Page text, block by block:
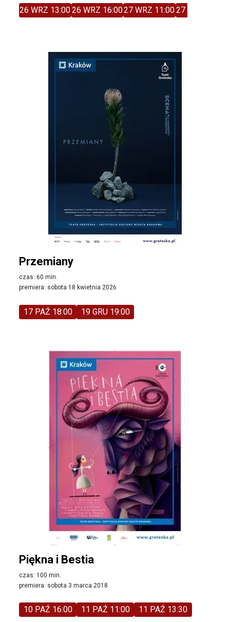
26 WRZ 13:0026 WRZ 16:0027 WRZ 11:0027 WRZ 14:00
Przemiany
czas: 60 min.
premiera: sobota 18 kwietnia 2026
17 PAŹ 18:00 19 GRU 19:00
Piękna i Bestia
czas: 100 min.
premiera: sobota 3 marca 2018
10 PAŹ 16:00 11 PAŹ 11:00 11 PAŹ 13:30